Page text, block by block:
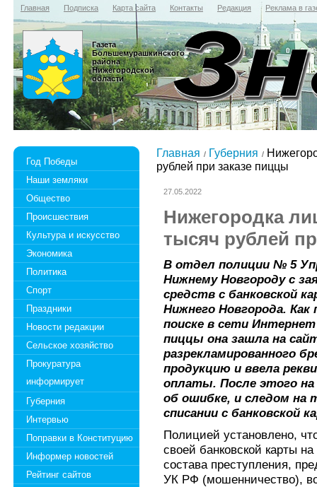
Главная Подписка Карта сайта Контакты Редакция Реклама в
Газета
Большемурашкинского
района
Нижегородской
области
Год Победы
Наши земляки
Общество
Происшествия
Культура и искусство
Экономика
Политика
Спорт
Праздники
Новости редакции
Сельское хозяйство
Прокуратура
информирует
Губерния
Интервью
Поправки в Конституцию
Информер новостей
Рейтинг сайтов
Главная Губерния
рублей при заказе пиццы
27.05.2022
Нижегородка
тысяч рублей
В отдел полиции № 5
Нижнему Новгороду с
средств с банковской
Нижнего Новгорода. Как
поиске в сети
пиццы она зашла на
разрекламированного
продукцию и ввела
оплаты. После этого на
об ошибке, и следом на
списании с банковской
Полицией установлено,
своей банковской карты
состава преступления,
УК РФ (мошенничество),